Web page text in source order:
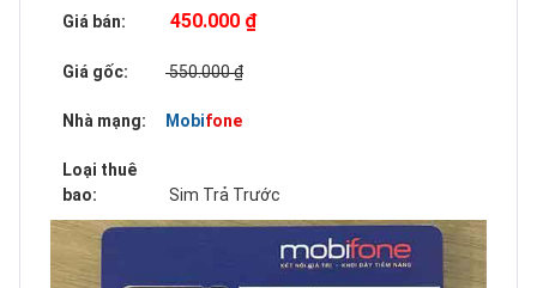
Giá bán: 450.000 ₫
Giá gốc: 550.000 ₫
Nhà mạng: Mobifone
Loại thuê
bao:
Sim Trả Trước